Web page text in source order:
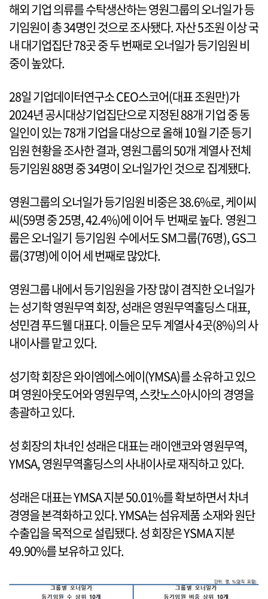
해외 기업 의류를 수탁생산하는 영원그룹의 오너일가 등
기임원이 총 34명인 것으로 조사됐다. 자산 5조원 이상 국
내 대기업집단 78곳 중 두 번째로 오너일가 등기임원 비
중이 높았다.
28일 기업데이터연구소 CEO스코어(대표 조원만)가
2024년 공시대상기업집단으로 지정된 88개 기업 중 동
일인이 있는 78개 기업을 대상으로 올해 10월 기준 등기
임원 현황을 조사한 결과, 영원그룹의 50개 계열사 전체
등기임원 88명 중 34명이 오너일가인 것으로 집계됐다.
영원그룹의 오너일가 등기임원 비중은 38.6%로, 케이씨
씨(59명 중 25명, 42.4%)에 이어 두 번째로 높다. 영원그
룹은 오너일기 등기임원 수에서도 SM그룹(76명), GS그
룹(37명)에 이어 세 번째로 많았다.
영원그룹 내에서 등기임원을 가장 많이 겸직한 오너일가
는 성기학 영원무역 회장, 성래은 영원무역홀딩스 대표,
성민겸 푸드웰 대표다. 이들은 모두 계열사 4곳(8%)의 사
내이사를 맡고 있다.
성기학 회장은 와이엠에스에이(YMSA)를 소유하고 있으
며 영원아웃도어와 영원무역, 스캇노스아시아의 경영을
총괄하고 있다.
성 회장의 차녀인 성래은 대표는 래이앤코와 영원무역,
YMSA, 영원무역홀딩스의 사내이사로 재직하고 있다.
성래은 대표는 YMSA 지분 50.01%를 확보하면서 차녀
경영을 본격화하고 있다. YMSA는 섬유제품 소재와 원단
수출입을 목적으로 설립됐다. 성 회장은 YSMA 지분
49.90%를 보유하고 있다.